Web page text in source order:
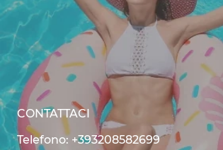
CONTATTACI
Telefono: +393208582699